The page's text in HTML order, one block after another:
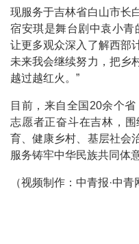
现服务于吉林省白山市长
宿安琪是舞台剧中袁小青
让更多观众深入了解西部
未来我会继续努力，把乡
越过越红火。”
目前，来自全国20余个
志愿者正奋斗在吉林，
育、健康乡村、基层社会
服务铸牢中华民族共同体
（视频制作：中青报·中青